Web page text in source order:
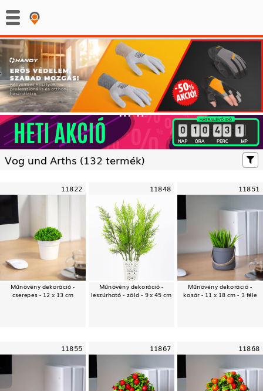
: :
Vog und Arths (132 termék)
11822
Műnövény dekoráció -
cserepes - 12 x 13 cm
11848
Műnövény dekoráció -
leszúrható - zöld - 9 x 45 cm
11851
Műnövény dekoráció -
kosár - 11 x 18 cm - 3 féle
11855 11867 11868